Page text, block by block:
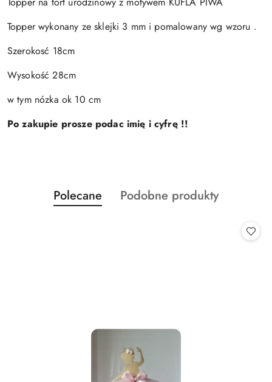
Topper wykonany ze sklejki 3 mm i pomalowany wg wzoru .
Szerokosć 18cm
Wysokość 28cm
w tym nózka ok 10 cm
Po zakupie prosze podac imię i cyfrę !!
Pomiń karuzelę produktów
Produkty
o
Polecane
Produkty
Podobne produkty